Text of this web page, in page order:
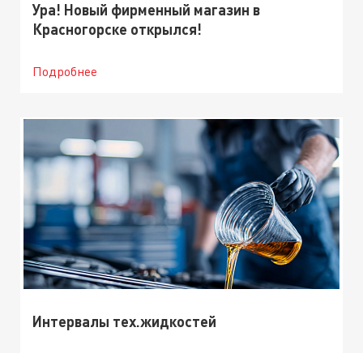
Ура! Новый фирменный магазин в
Красногорске открылся!
Подробнее
Интервалы тех.жидкостей